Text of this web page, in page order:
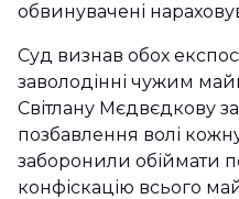
обвинувачені
Суд визнав обох
заволодінні чужим
Світлану Мєдвєдкову
позбавлення волі
заборонили обіймати
конфіскацію всього